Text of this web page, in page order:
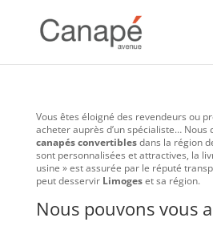
Vous êtes éloigné des revendeurs ou
acheter auprès d’un spécialiste… Nous
canapés convertiblesdans la région
sont personnalisées et attractives, la
usine » est assurée par le réputé
peut desservir Limogeset sa région.
Nous pouvons vous